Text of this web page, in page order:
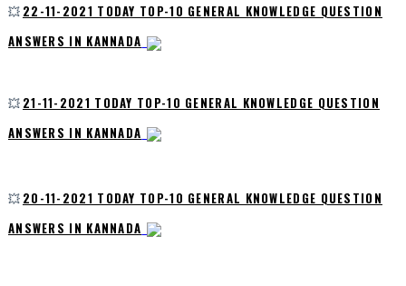
💥 22-11-2021 TODAY TOP-10 GENERAL KNOWLEDGE QUESTION
ANSWERS IN KANNADA
💥 21-11-2021 TODAY TOP-10 GENERAL KNOWLEDGE QUESTION
ANSWERS IN KANNADA
💥 20-11-2021 TODAY TOP-10 GENERAL KNOWLEDGE QUESTION
ANSWERS IN KANNADA